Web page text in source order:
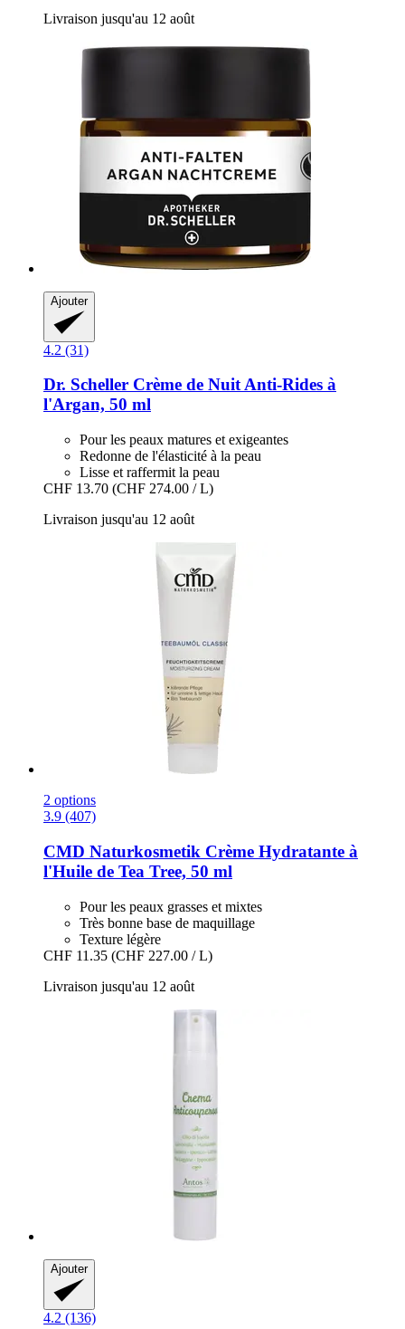
Livraison jusqu'au 12 août
Ajouter
4.2 (31)
Dr. Scheller Crème de Nuit Anti-​Rides à
l'Argan, 50 ml
Pour les peaux matures et exigeantes
Redonne de l'élasticité à la peau
Lisse et raffermit la peau
CHF 13.70 (CHF 274.00 / L)
Livraison jusqu'au 12 août
2 options
3.9 (407)
CMD Naturkosmetik Crème Hydratante à
l'Huile de Tea Tree, 50 ml
Pour les peaux grasses et mixtes
Très bonne base de maquillage
Texture légère
CHF 11.35 (CHF 227.00 / L)
Livraison jusqu'au 12 août
Ajouter
4.2 (136)